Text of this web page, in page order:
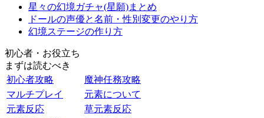
星々の幻境ガチャ(星願)まとめ
ドールの声優と名前・性別変更のやり方
幻境ステージの作り方
初心者・お役立ち
まずは読むべき
初心者攻略
魔神任務攻略
マルチプレイ
元素について
元素反応
草元素反応